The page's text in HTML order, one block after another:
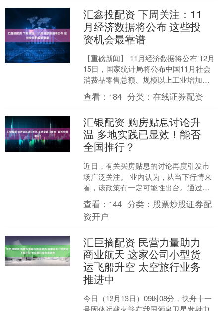
汇鑫投配资 下周关注：11
月经济数据将公布 这些投
资机会最靠谱
【重磅新闻】 11月经济数据将公布 12月
15日，国家统计局将公布中国11月社会
消费品零售总额、规模以上工业增加值
等经济数据。同时，国新办就11月份国
民经济运行....
查看： 184 分类：在线证券配资
汇银配资 购房贴息讨论升
温 多地实践已显效！能否
全国推行？
近日，有关买房贴息的讨论再度引发市
场广泛关注。 业内认为，从当下行情来
看，该政策有一定可能性出台。通过财
政资金对购房贷款利息进行补贴，可在
不直接压缩银行净息差的....
查看： 144 分类： 股票炒股证券配
资开户
汇巨摘配资 民营力量助力
商业航天 这家公司小型货
运飞船升空 太空旅行业务
推进中
今日（12月13日）09时08分，快舟十一
号固体运载火箭在我国酒泉卫星发射中